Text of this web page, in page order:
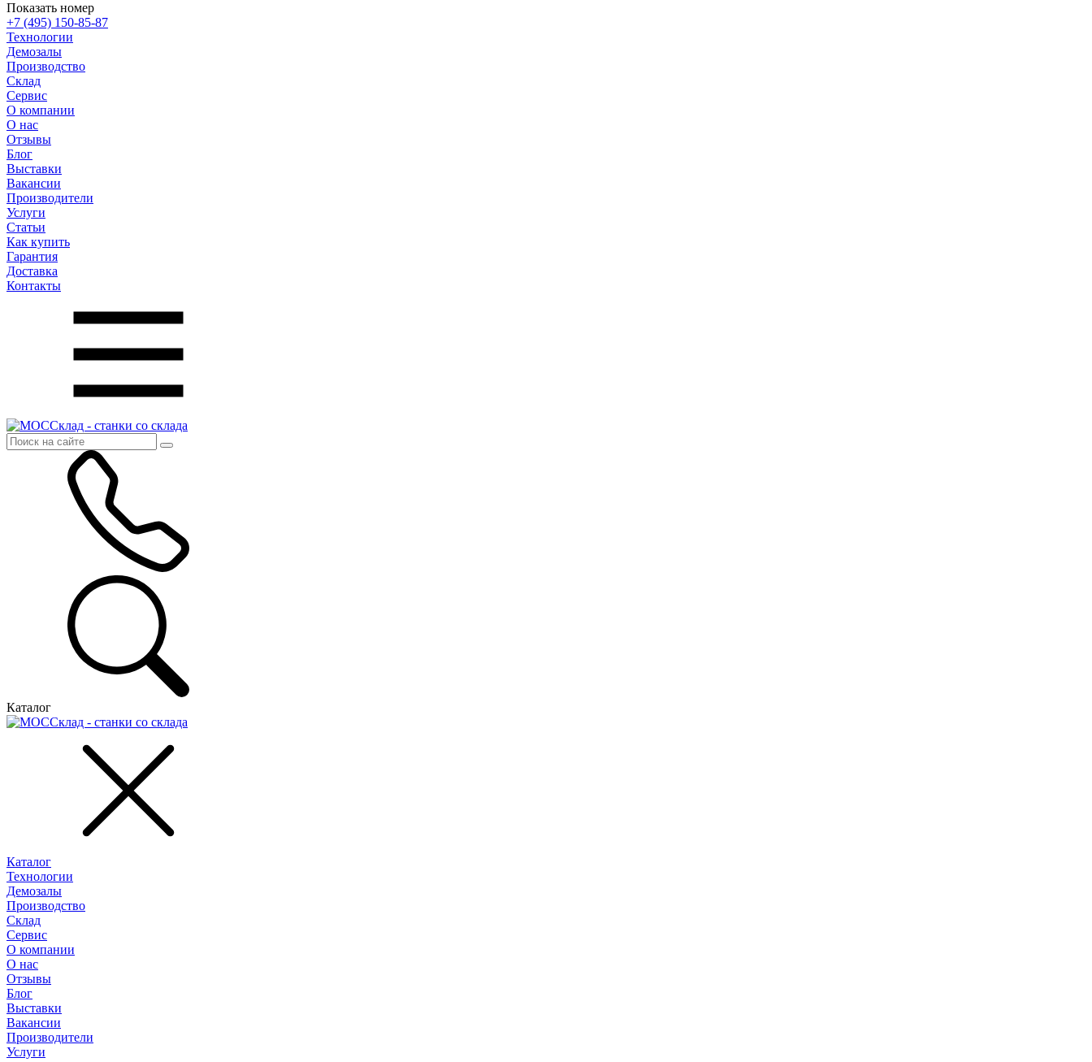
Показать номер
+7 (495) 150-85-87
Технологии
Демозалы
Производство
Склад
Сервис
О компании
О нас
Отзывы
Блог
Выставки
Вакансии
Производители
Услуги
Статьи
Как купить
Гарантия
Доставка
Контакты
Каталог
Каталог
Технологии
Демозалы
Производство
Склад
Сервис
О компании
О нас
Отзывы
Блог
Выставки
Вакансии
Производители
Услуги